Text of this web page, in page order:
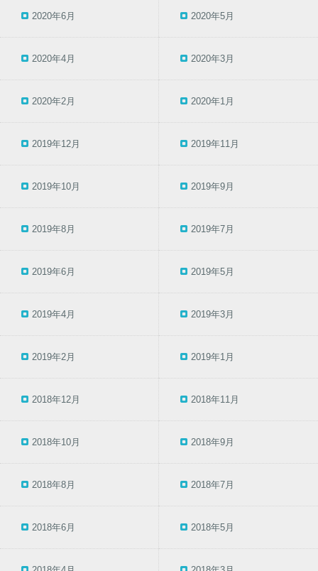
2020年6月 2020年5月
2020年4月 2020年3月
2020年2月 2020年1月
2019年12月 2019年11月
2019年10月 2019年9月
2019年8月 2019年7月
2019年6月 2019年5月
2019年4月 2019年3月
2019年2月 2019年1月
2018年12月 2018年11月
2018年10月 2018年9月
2018年8月 2018年7月
2018年6月 2018年5月